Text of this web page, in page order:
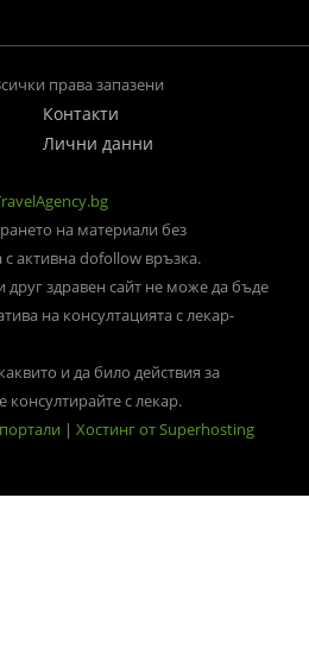
права запазени
Контакти
Лични данни
на материали без
активна dofollow връзка.
друг здравен сайт не може да бъде
на консултацията с лекар-
и да било действия за
консултирайте с лекар.
| Хостинг от Superhosting